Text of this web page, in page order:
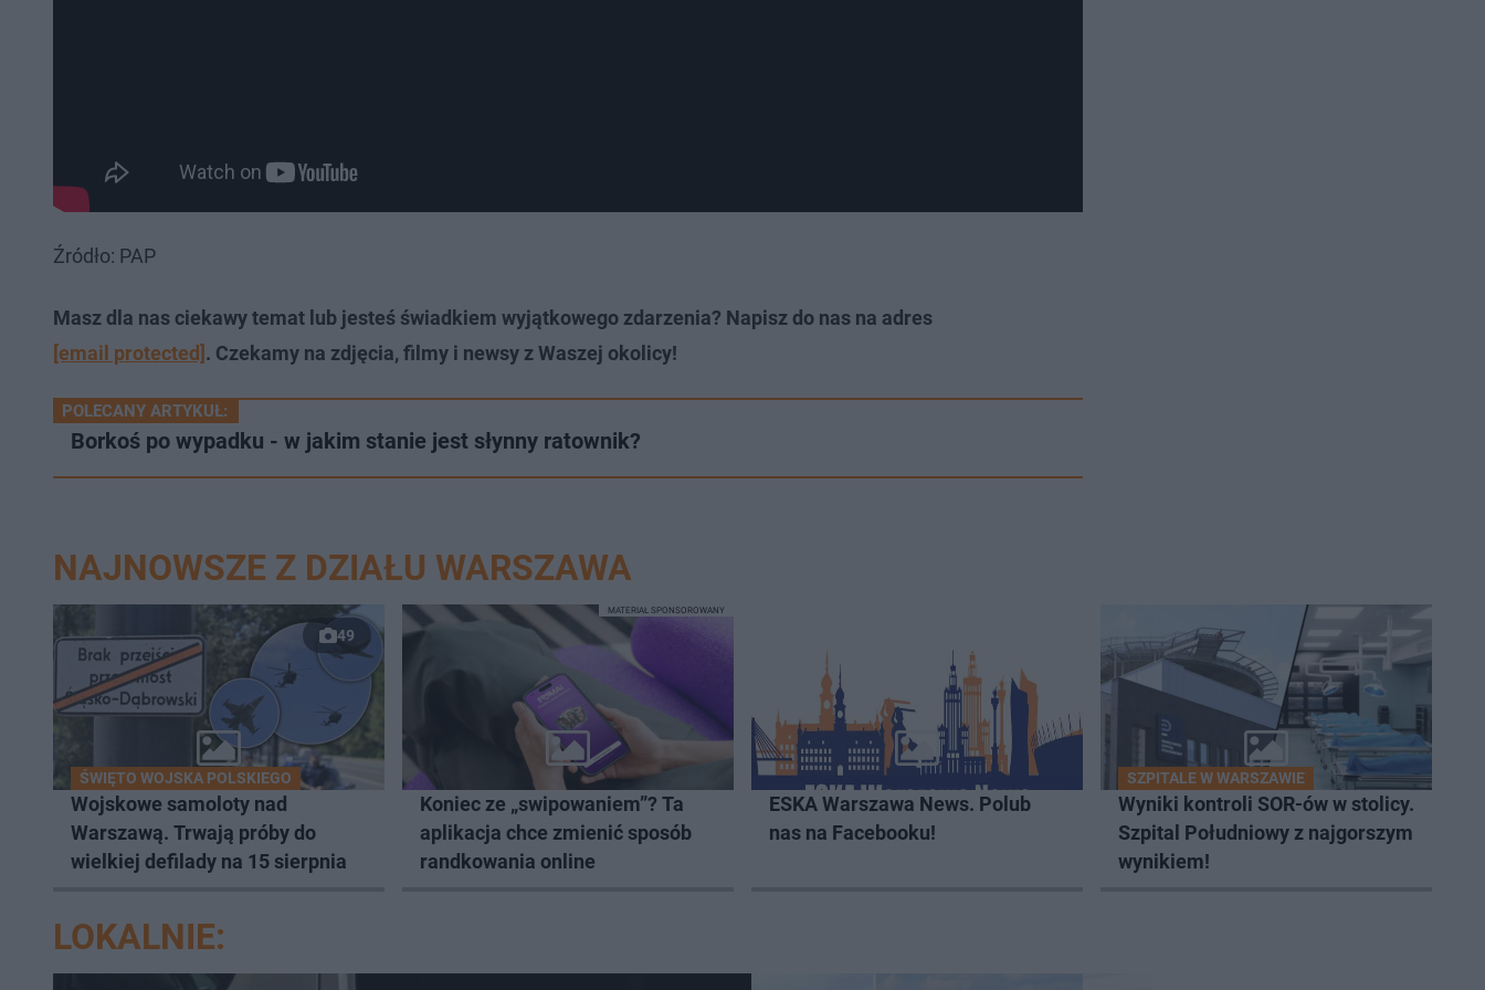
Źródło: PAP
Masz dla nas ciekawy temat lub jesteś świadkiem wyjątkowego zdarzenia? Napisz do nas na adres
[email protected] . Czekamy na zdjęcia, filmy i newsy z Waszej okolicy!
POLECANY ARTYKUŁ:
Borkoś po wypadku - w jakim stanie jest słynny ratownik?
NAJNOWSZE Z DZIAŁU WARSZAWA
49
ŚWIĘTO WOJSKA POLSKIEGO
Wojskowe samoloty nad
Warszawą. Trwają próby do
wielkiej defilady na 15 sierpnia
Koniec ze „swipowaniem”? Ta
aplikacja chce zmienić sposób
randkowania online
MATERIAŁ SPONSOROWANY
ESKA Warszawa News. Polub
nas na Facebooku!
SZPITALE W WARSZAWIE
Wyniki kontroli SOR-ów w stolicy.
Szpital Południowy z najgorszym
wynikiem!
LOKALNIE: